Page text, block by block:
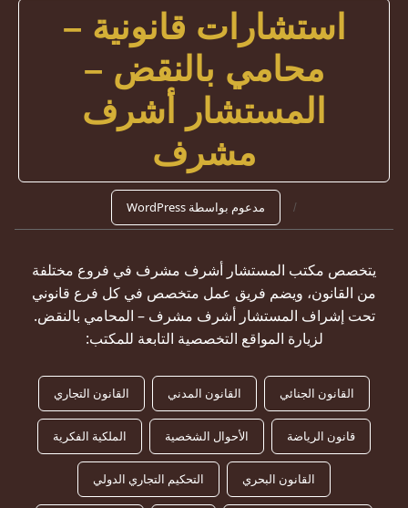
استشارات قانونية –
محامي بالنقض –
المستشار أشرف
مشرف
مدعوم بواسطة WordPress
يتخصص مكتب المستشار أشرف مشرف في فروع مختلفة
من القانون، ويضم فريق عمل متخصص في كل فرع قانوني
تحت إشراف المستشار أشرف مشرف – المحامي بالنقض.
لزيارة المواقع التخصصية التابعة للمكتب:
القانون الجنائي القانون المدني القانون التجاري
قانون الرياضة الأحوال الشخصية الملكية الفكرية
القانون البحري التحكيم التجاري الدولي